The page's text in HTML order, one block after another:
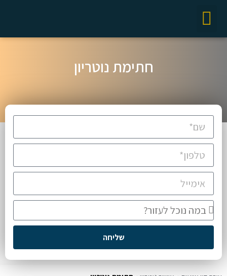
חתימת נוטריון
שליחה